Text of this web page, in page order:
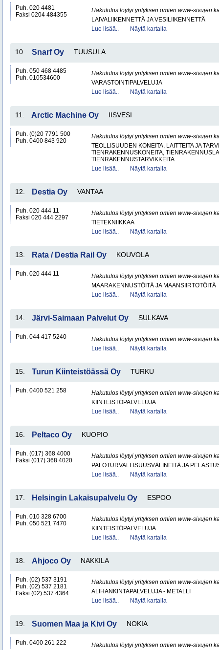
Puh. 020 4481
Faksi 0204 484355
Hakutulos löytyi yrityksen omien www-sivujen
LAIVALIIKENNETTÄ JA VESILIIKENNETTÄ
Lue lisää..
Näytä kartalla
10. Snarf Oy TUUSULA
Puh. 050 468 4485
Puh. 010534600
Hakutulos löytyi yrityksen omien www-sivujen
VARASTOINTIPALVELUJA
Lue lisää..
Näytä kartalla
11. Arctic Machine Oy IISVESI
Puh. (0)20 7791 500
Puh. 0400 843 920
Hakutulos löytyi yrityksen omien www-sivujen
TEOLLISUUDEN KONEITA, LAITTEITA JA
TIENRAKENNUSKONEITA,
TIENRAKENNUSTARVIKKEITA
Lue lisää..
Näytä kartalla
12. Destia Oy VANTAA
Puh. 020 444 11
Faksi 020 444 2297
Hakutulos löytyi yrityksen omien www-sivujen
TIETEKNIIKKAA
Lue lisää..
Näytä kartalla
13. Rata / Destia Rail Oy KOUVOLA
Puh. 020 444 11
Hakutulos löytyi yrityksen omien www-sivujen
MAARAKENNUSTÖITÄ JA MAANSIIRTOTÖITÄ
Lue lisää..
Näytä kartalla
14. Järvi-Saimaan Palvelut Oy SULKAVA
Puh. 044 417 5240
Hakutulos löytyi yrityksen omien www-sivujen
Lue lisää..
Näytä kartalla
15. Turun Kiinteistöässä Oy TURKU
Puh. 0400 521 258
Hakutulos löytyi yrityksen omien www-sivujen
KIINTEISTÖPALVELUJA
Lue lisää..
Näytä kartalla
16. Peltaco Oy KUOPIO
Puh. (017) 368 4000
Faksi (017) 368 4020
Hakutulos löytyi yrityksen omien www-sivujen
PALOTURVALLISUUSVÄLINEITÄ JA
Lue lisää..
Näytä kartalla
17. Helsingin Lakaisupalvelu Oy ESPOO
Puh. 010 328 6700
Puh. 050 521 7470
Hakutulos löytyi yrityksen omien www-sivujen
KIINTEISTÖPALVELUJA
Lue lisää..
Näytä kartalla
18. Ahjoco Oy NAKKILA
Puh. (02) 537 3191
Puh. (02) 537 2181
Faksi (02) 537 4364
Hakutulos löytyi yrityksen omien www-sivujen
ALIHANKINTAPALVELUJA - METALLI
Lue lisää..
Näytä kartalla
19. Suomen Maa ja Kivi Oy NOKIA
Puh. 0400 261 222 Hakutulos löytyi yrityksen omien www-sivujen